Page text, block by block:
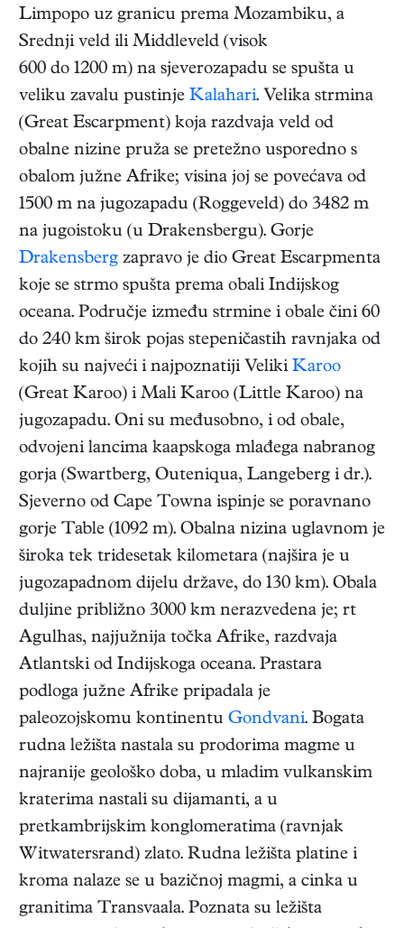
Limpopo uz granicu prema Mozambiku, a
Srednji veld ili Middleveld (visok
600 do 1200 m) na sjeverozapadu se spušta u
veliku zavalu pustinje Kalahari. Velika strmina
(Great Escarpment) koja razdvaja veld od
obalne nizine pruža se pretežno usporedno s
obalom južne Afrike; visina joj se povećava od
1500 m na jugozapadu (Roggeveld) do 3482 m
na jugoistoku (u Drakensbergu). Gorje
Drakensberg zapravo je dio Great Escarpmenta
koje se strmo spušta prema obali Indijskog
oceana. Područje između strmine i obale čini 60
do 240 km širok pojas stepeničastih ravnjaka od
kojih su najveći i najpoznatiji Veliki Karoo
(Great Karoo) i Mali Karoo (Little Karoo) na
jugozapadu. Oni su međusobno, i od obale,
odvojeni lancima kaapskoga mlađega nabranog
gorja (Swartberg, Outeniqua, Langeberg i dr.).
Sjeverno od Cape Towna ispinje se poravnano
gorje Table (1092 m). Obalna nizina uglavnom je
široka tek tridesetak kilometara (najšira je u
jugozapadnom dijelu države, do 130 km). Obala
duljine približno 3000 km nerazvedena je; rt
Agulhas, najjužnija točka Afrike, razdvaja
Atlantski od Indijskoga oceana. Prastara
podloga južne Afrike pripadala je
paleozojskomu kontinentu Gondvani. Bogata
rudna ležišta nastala su prodorima magme u
najranije geološko doba, u mladim vulkanskim
kraterima nastali su dijamanti, a u
pretkambrijskim konglomeratima (ravnjak
Witwatersrand) zlato. Rudna ležišta platine i
kroma nalaze se u bazičnoj magmi, a cinka u
granitima Transvaala. Poznata su ležišta